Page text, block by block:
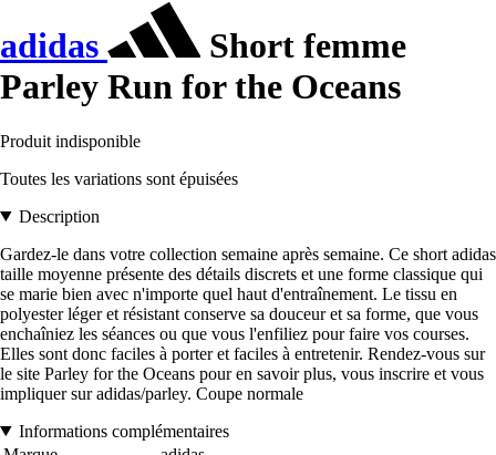
adidas
Short femme
Parley Run for the Oceans
Produit indisponible
Toutes les variations sont épuisées
Description
Gardez-le dans votre collection semaine après semaine. Ce short adidas
taille moyenne présente des détails discrets et une forme classique qui
se marie bien avec n'importe quel haut d'entraînement. Le tissu en
polyester léger et résistant conserve sa douceur et sa forme, que vous
enchaîniez les séances ou que vous l'enfiliez pour faire vos courses.
Elles sont donc faciles à porter et faciles à entretenir. Rendez-vous sur
le site Parley for the Oceans pour en savoir plus, vous inscrire et vous
impliquer sur adidas/parley. Coupe normale
Informations complémentaires